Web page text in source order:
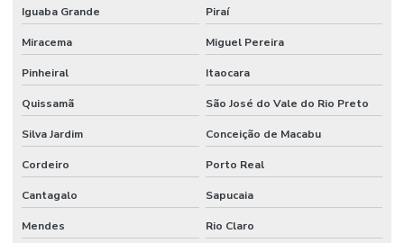
Iguaba Grande Piraí
Miracema Miguel Pereira
Pinheiral Itaocara
Quissamã São José do Vale do Rio Preto
Silva Jardim Conceição de Macabu
Cordeiro Porto Real
Cantagalo Sapucaia
Mendes Rio Claro